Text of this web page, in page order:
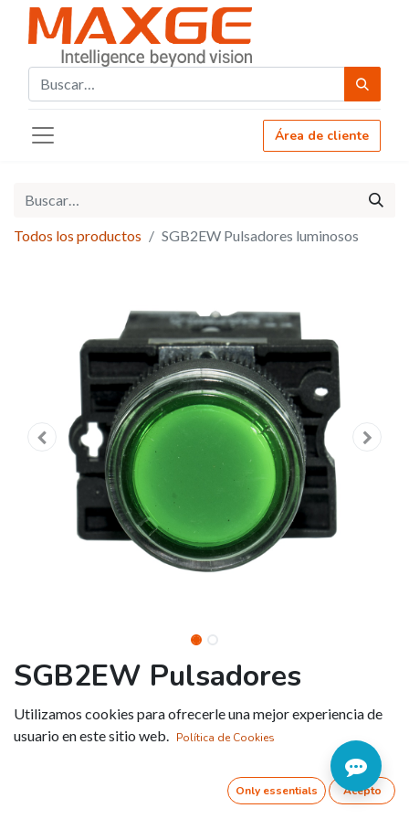
Área de cliente
Todos los productos SGB2EW Pulsadores luminosos
SGB2EW Pulsadores
luminosos
Referencia:SGB2EW3361
Utilizamos cookies para ofrecerle una mejor experiencia de
usuario en este sitio web. Política de Cookies
Only essentials Acepto